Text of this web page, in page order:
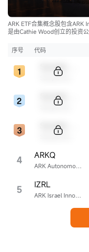
ARK ETF合集概念股包含ARK
是由Cathie Wood创立的投资公
序号 代码
4 ARK Autonomous Technology & Robotics ETF
ARKQ
5 ARK Israel Innovative Technology ETF
IZRL